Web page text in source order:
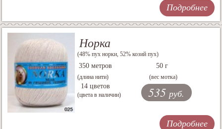
Подробнее
Норка
(48% пух норки, 52% козий пух)
350 метров
(длина нити)
50 г
(вес мотка)
14 цветов
(цвета в наличии) 535 руб.
Подробнее